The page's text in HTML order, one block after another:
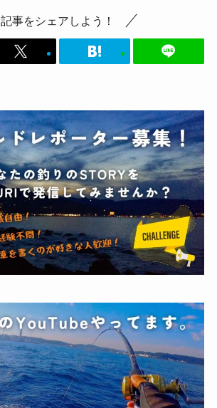
記事をシェアしよう！